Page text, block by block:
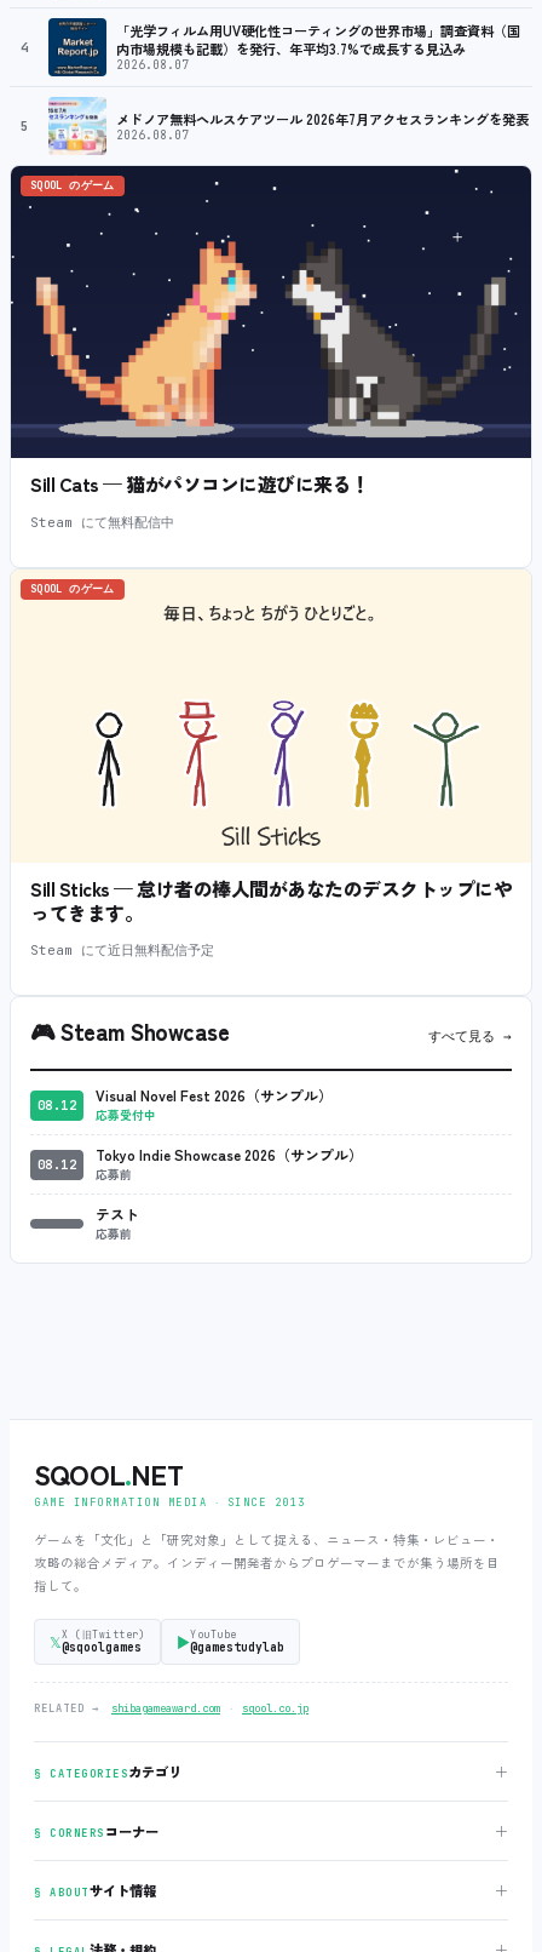
4
「光学フィルム用UV硬化性コーティングの世界市場」調査資料（国
内市場規模も記載）を発行、年平均3.7%で成長する見込み
2026.08.07
5 メドノア無料ヘルスケアツール 2026年7月アクセスランキングを発表
2026.08.07
SQOOL のゲーム
Sill Cats — 猫がパソコンに遊びに来る！
Steam にて無料配信中
SQOOL のゲーム
Sill Sticks — 怠け者の棒人間があなたのデスクトップにや
ってきます。
Steam にて近日無料配信予定
🎮Steam Showcase すべて見る →
08.12 Visual Novel Fest 2026（サンプル）
応募受付中
08.12 Tokyo Indie Showcase 2026（サンプル）
応募前
テスト
応募前
SQOOL.NET
GAME INFORMATION MEDIA ‧ SINCE 2013
ゲームを「文化」と「研究対象」として捉える、ニュース・特集・レビュー・
攻略の総合メディア。インディー開発者からプロゲーマーまでが集う場所を目
指して。
𝕏X (旧Twitter)
@sqoolgames ▶YouTube
@gamestudylab
RELATED → shibagameaward.com ‧ sqool.co.jp
§ CATEGORIESカテゴリ ＋
§ CORNERS コーナー ＋
§ ABOUTサイト情報 ＋